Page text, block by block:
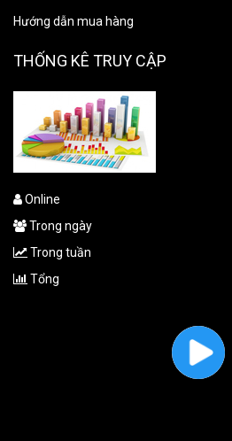
Hướng dẫn mua hàng
THỐNG KÊ TRUY CẬP
Online
Trong ngày
Trong tuần
Tổng